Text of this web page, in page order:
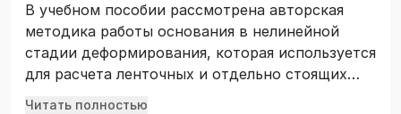
В учебном пособии рассмотрена авторская
методика работы основания в нелинейной
стадии деформирования, которая используется
для расчета ленточных и отдельно стоящих
фундаментов, как для новых, так и
Читать полностью